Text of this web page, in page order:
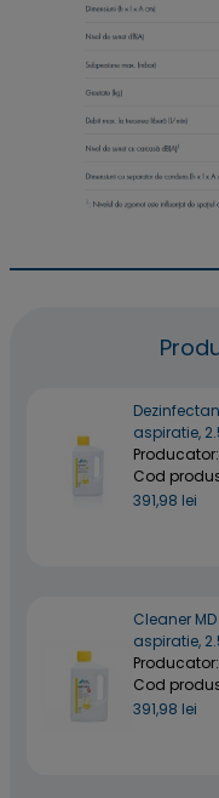
aspiratie,
Producator:
Cod
391,98 lei
Cleaner
aspiratie,
Producator:
Cod
391,98 lei